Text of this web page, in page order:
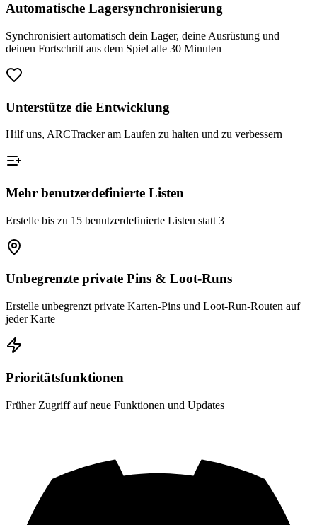
Automatische Lagersynchronisierung
Synchronisiert automatisch dein Lager, deine Ausrüstung und
deinen Fortschritt aus dem Spiel alle 30 Minuten
Unterstütze die Entwicklung
Hilf uns, ARCTracker am Laufen zu halten und zu verbessern
Mehr benutzerdefinierte Listen
Erstelle bis zu 15 benutzerdefinierte Listen statt 3
Unbegrenzte private Pins & Loot-Runs
Erstelle unbegrenzt private Karten-Pins und Loot-Run-Routen auf
jeder Karte
Prioritätsfunktionen
Früher Zugriff auf neue Funktionen und Updates